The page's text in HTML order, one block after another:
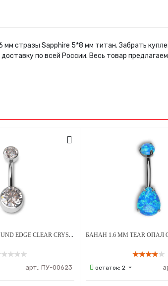
мм стразы Sapphire 5*8 мм титан. Забрать
по всей России. Весь товар
БАНАН 1.6 ММ ROUND EDGE CLEAR CRYSTAL 5 Х 8 ММ ВНУТРЕННЯЯ РЕЗЬБА ТИТАН
арт.: ПУ-00623 остаток: 2